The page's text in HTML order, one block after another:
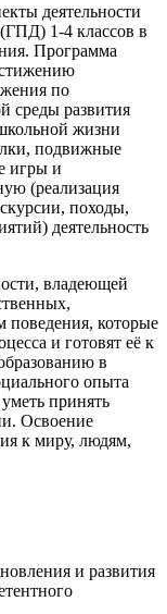
деятельности
1-4 классов в
Программа
по
среды развития
жизни
подвижные
игры и
(реализация
походы,
деятельность
владеющей
поведения, которые
и готовят её к
в
опыта
принять
Освоение
к миру, людям,
и развития